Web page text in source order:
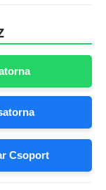
Csoport